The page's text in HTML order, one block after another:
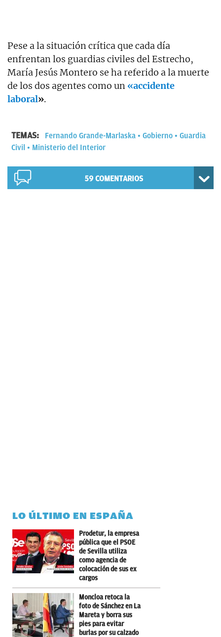
Pese a la situación crítica que cada día
enfrentan los guardias civiles del Estrecho,
María Jesús Montero se ha referido a la muerte
de los dos agentes como un «accidente
laboral».
TEMAS: Fernando Grande-Marlaska Gobierno
Guardia
Civil
Ministerio del Interior
59 COMENTARIOS
LO ÚLTIMO EN ESPAÑA
Prodetur, la empresa
pública que el PSOE
de Sevilla utiliza
como agencia de
colocación de sus ex
cargos
Moncloa retoca la
foto de Sánchez en La
Mareta y borra sus
pies para evitar
burlas por su calzado